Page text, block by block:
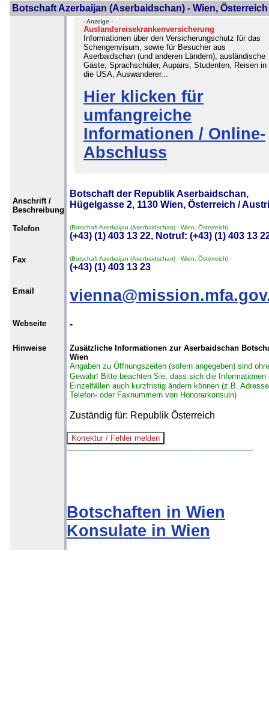
Botschaft Azerbaijan (Aserbaidschan) - Wien, Österreich
- Anzeige -
Auslandsreisekrankenversicherung
Informationen über den Versicherungschutz für das
Schengenvisum, sowie für Besucher aus
Aserbaidschan (und anderen Ländern), ausländische
Gäste, Sprachschüler, Aupairs, Studenten, Reisen in
die USA, Auswanderer...
Hier klicken für
umfangreiche
Informationen / Online-
Abschluss
Anschrift /
Beschreibung
Botschaft der Republik Aserbaidschan,
Hügelgasse 2, 1130 Wien, Österreich /
Telefon (Botschaft Azerbaijan (Aserbaidschan) - Wien, Österreich)
(+43) (1) 403 13 22, Notruf: (+43) (1) 403 13
Fax (Botschaft Azerbaijan (Aserbaidschan) - Wien, Österreich)
(+43) (1) 403 13 23
Email
Webseite -
Hinweise
Zusätzliche Informationen zur Aserbaidschan
Wien
Angaben zu Öffnungszeiten (sofern angegeben) sind
Gewähr! Bitte beachten Sie, dass sich die Informationen
Einzelfällen auch kurzfristig ändern können (z.B.
Telefon- oder Faxnummern von Honorarkonsuln)
Zuständig für: Republik Österreich
--------------------------------------------------------------
Botschaften in Wien
Konsulate in Wien